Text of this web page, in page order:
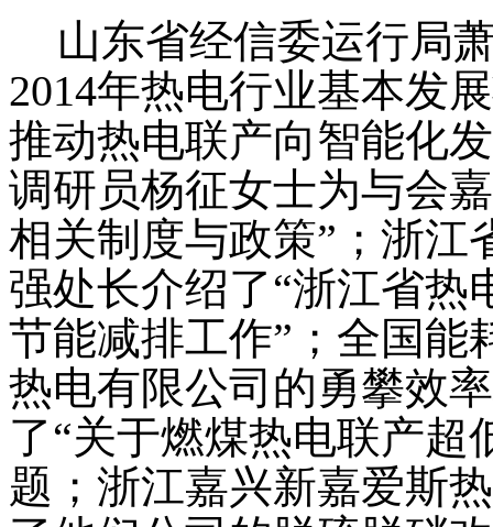
山东省经信委运行局
2014年热电行业基本发
推动热电联产向智能化
调研员杨征女士为与会
相关制度与政策”；浙江
强处长介绍了“浙江省热
节能减排工作”；全国能
热电有限公司的勇攀效
了“关于燃煤热电联产超
题；浙江嘉兴新嘉爱斯